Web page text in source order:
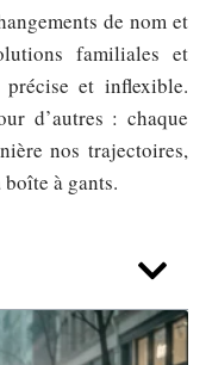
de nom et
familiales et
et inflexible.
d’autres : chaque
nos trajectoires,
à gants.